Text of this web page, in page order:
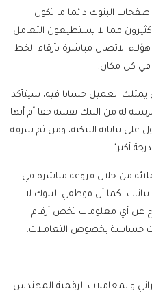
البنوك دائما ما تكون
مما لا يستطيعون التعامل
الاتصال مباشرة بأرقام الخط
في كل مكان.
يمتلك العميل حسابا فيه، سيتأكد
له من البنك نفسه حقا أم أنها
بياناته البنكية، ومن ثم سرقة
أكبر".
من خلال فروعه مباشرة في
كما أن موظفي البنوك لا
عن أي معلومات تخص أرقام
حساسة بخصوص التعاملات.
والمعاملات الرقمية المهندس